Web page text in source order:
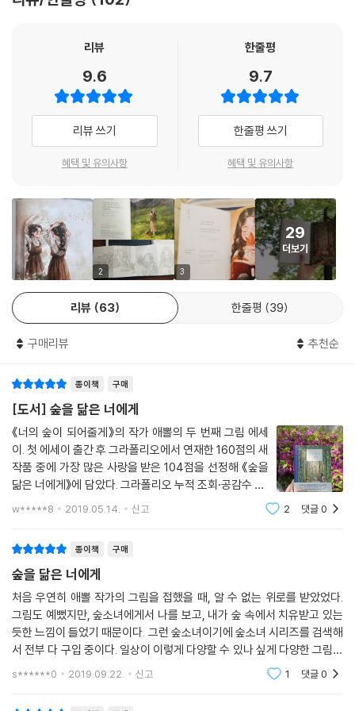
리뷰
9.6
리뷰 쓰기
혜택 및 유의사항
한줄평
9.7
한줄평 쓰기
혜택 및 유의사항
2 3
29
더보기
리뷰 63 한줄평 39
구매리뷰 추천순
종이책 구매
[도서] 숲을 닮은 너에게
《너의 숲이 되어줄게》의 작가 애뽈의 두 번째 그림 에세
이. 첫 에세이 출간 후 그라폴리오에서 연재한 160점의 새
작품 중에 가장 많은 사랑을 받은 104점을 선정해 《숲을
닮은 너에게》에 담았다. 그라폴리오 누적 조회·공감수 60
0만을 돌파한 애뽈 작가의 그림은 어릴 적 좋아하던 동화
w*****8 2019.05.14. 신고 2 댓글0
종이책 구매
숲을 닮은 너에게
처음 우연히 애뽈 작가의 그림을 접했을 때, 알 수 없는 위로를 받았었다.
그림도 예뻤지만, 숲소녀에게서 나를 보고, 내가 숲 속에서 치유받고 있는
듯한 느낌이 들었기 때문이다. 그런 숲소녀이기에 숲소녀 시리즈를 검색해
서 전부 다 구입 중이다. 일상이 이렇게 다양할 수 있나 싶게 다양한 그림이
있는데, 하나같이 다 예쁘고 소박하고 아담하고 아늑하다. 일러스트 분야
s******0 2019.09.22. 신고 1 댓글0